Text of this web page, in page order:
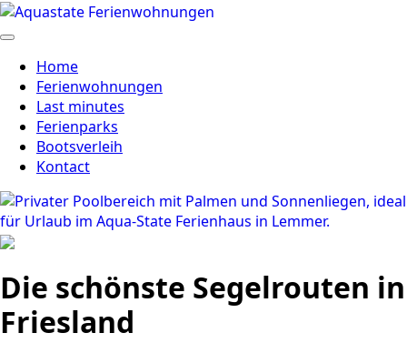
Home
Ferienwohnungen
Last minutes
Ferienparks
Bootsverleih
Kontact
Die schönste Segelrouten in
Friesland